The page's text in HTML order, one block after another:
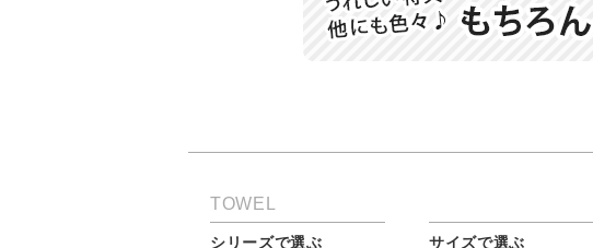
TOWEL
シリーズで選ぶ サイズで選ぶ